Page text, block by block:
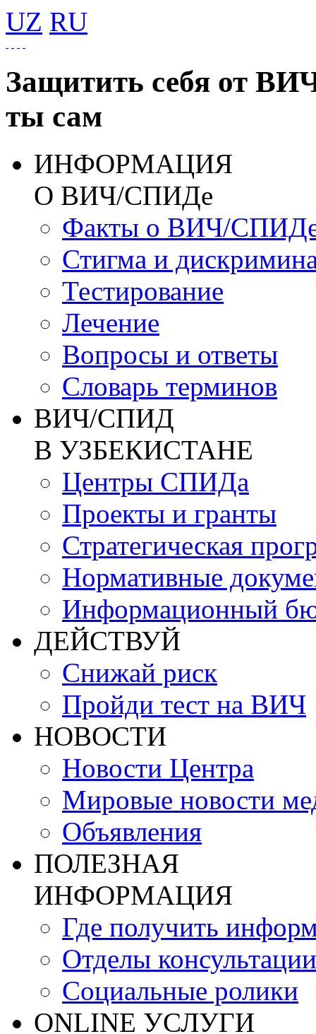
UZ RU
Защитить себя от
ты сам
ИНФОРМАЦИЯ
О ВИЧ/СПИДе
Факты о ВИЧ/
Стигма и
Тестирование
Лечение
Вопросы и ответы
Словарь терминов
ВИЧ/СПИД
В УЗБЕКИСТАНЕ
Центры СПИДа
Проекты и гранты
Стратегическая
Нормативные
Информационный
ДЕЙСТВУЙ
Снижай риск
Пройди тест на ВИЧ
НОВОСТИ
Новости Центра
Мировые новости
Объявления
ПОЛЕЗНАЯ
ИНФОРМАЦИЯ
Где получить
Отделы консультации
Социальные ролики
ONLINE УСЛУГИ